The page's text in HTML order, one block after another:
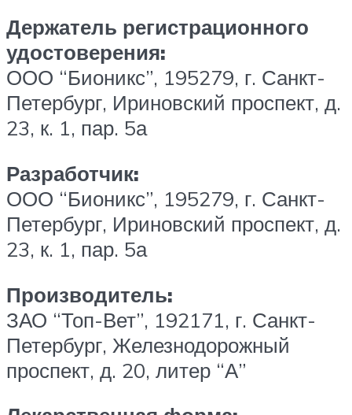
Держатель регистрационного
удостоверения:
ООО “Бионикс”, 195279, г. Санкт-
Петербург, Ириновский проспект, д.
23, к. 1, пар. 5а
Разработчик:
ООО “Бионикс”, 195279, г. Санкт-
Петербург, Ириновский проспект, д.
23, к. 1, пар. 5а
Производитель:
ЗАО “Топ-Вет”, 192171, г. Санкт-
Петербург, Железнодорожный
проспект, д. 20, литер “А”